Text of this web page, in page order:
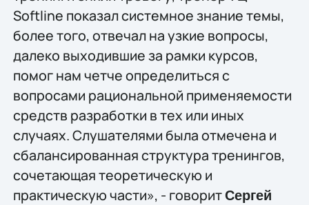
Softline показал системное знание темы,
более того, отвечал на узкие вопросы,
далеко выходившие за рамки курсов,
помог нам четче определиться с
вопросами рациональной применяемости
средств разработки в тех или иных
случаях. Слушателями была отмечена и
сбалансированная структура тренингов,
сочетающая теоретическую и
практическую части», - говоритСергей